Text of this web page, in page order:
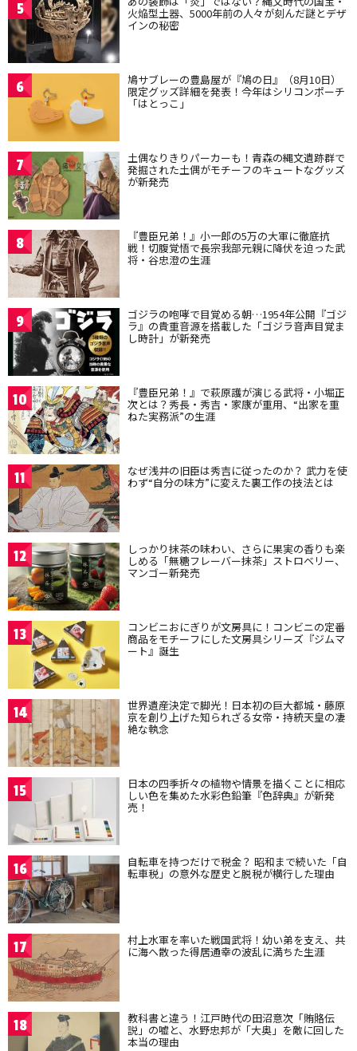
5 火焔型土器、5000年前の人々が刻んだ謎とデザ
インの秘密
6 鳩サブレーの豊島屋が『鳩の日』（8月10日）
限定グッズ詳細を発表！今年はシリコンポーチ
「はとっこ」
7 土偶なりきりパーカーも！青森の縄文遺跡群で
発掘された土偶がモチーフのキュートなグッズ
が新発売
8 『豊臣兄弟！』小一郎の5万の大軍に徹底抗
戦！切腹覚悟で長宗我部元親に降伏を迫った武
将・谷忠澄の生涯
9 ゴジラの咆哮で目覚める朝…1954年公開『ゴジ
ラ』の貴重音源を搭載した「ゴジラ音声目覚ま
し時計」が新発売
10 『豊臣兄弟！』で萩原護が演じる武将・小堀正
次とは？秀長・秀吉・家康が重用、“出家を重
ねた実務派”の生涯
11 なぜ浅井の旧臣は秀吉に従ったのか？ 武力を使
わず“自分の味方”に変えた裏工作の技法とは
12 しっかり抹茶の味わい、さらに果実の香りも楽
しめる「無糖フレーバー抹茶」ストロベリー、
マンゴー新発売
13 コンビニおにぎりが文房具に！コンビニの定番
商品をモチーフにした文房具シリーズ『ジムマ
ート』誕生
14 世界遺産決定で脚光！日本初の巨大都城・藤原
京を創り上げた知られざる女帝・持統天皇の凄
絶な執念
15 日本の四季折々の植物や情景を描くことに相応
しい色を集めた水彩色鉛筆『色辞典』が新発
売！
16 自転車を持つだけで税金？ 昭和まで続いた「自
転車税」の意外な歴史と脱税が横行した理由
17 村上水軍を率いた戦国武将！幼い弟を支え、共
に海へ散った得居通幸の波乱に満ちた生涯
18 教科書と違う！江戸時代の田沼意次「賄賂伝
説」の嘘と、水野忠邦が「大奥」を敵に回した
本当の理由